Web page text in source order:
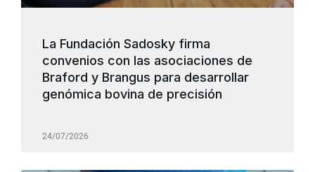
La Fundación Sadosky firma
convenios con las asociaciones de
Braford y Brangus para desarrollar
genómica bovina de precisión
24/07/2026